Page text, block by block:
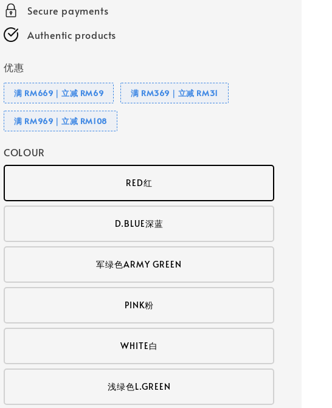
Secure payments
Authentic products
优惠
满 RM669｜立减 RM69 满 RM369｜立减 RM31
满 RM969｜立减 RM108
COLOUR
RED红
D.BLUE深蓝
军绿色ARMY GREEN
PINK粉
WHITE白
浅绿色L.GREEN